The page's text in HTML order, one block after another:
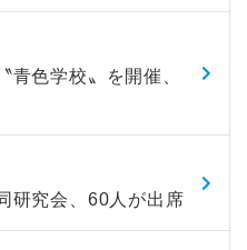
青色学校〟を開催、
研究会、60人が出席